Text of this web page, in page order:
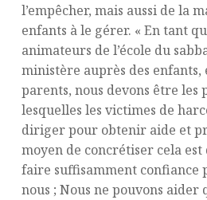
l’empêcher, mais aussi de la
enfants à le gérer. « En tant
animateurs de l’école du
ministère auprès des enfants,
parents, nous devons être les
lesquelles les victimes de
diriger pour obtenir aide et
moyen de concrétiser cela est
faire suffisamment confiance
nous ; Nous ne pouvons aider